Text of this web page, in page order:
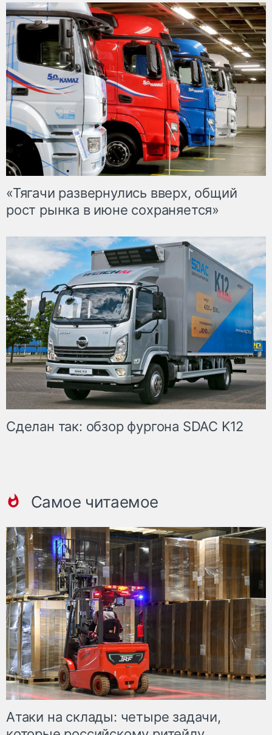
«Тягачи развернулись вверх, общий
рост рынка в июне сохраняется»
Сделан так: обзор фургона SDAC K12
Самое читаемое
Атаки на склады: четыре задачи,